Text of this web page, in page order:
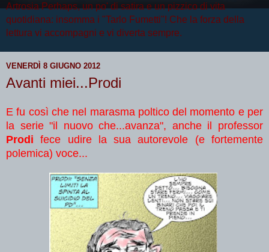
Artrosia Perhaps, un po' di satira e un pizzico di vita
quotidiana: insomma i "Tarlo Fumetti"! Che la forza della
lettura vi accompagni e vi diverta sempre.
VENERDÌ 8 GIUGNO 2012
Avanti miei...Prodi
E fu così che nel marasma poltico del momento e per
la serie "il nuovo che...avanza", anche il professor
Prodi fece udire la sua autorevole (e fortemente
polemica) voce...